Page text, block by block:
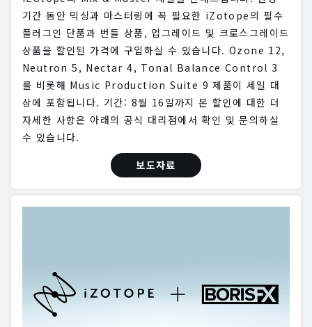
기간 동안 믹싱과 마스터링에 꼭 필요한 iZotope의 필수
플러그인 단품과 번들 상품, 업그레이드 및 크로스그레이드
상품을 할인된 가격에 구입하실 수 있습니다. Ozone 12,
Neutron 5, Nectar 4, Tonal Balance Control 3
를 비롯해 Music Production Suite 9 제품이 세일 대
상에 포함됩니다. 기간: 8월 16일까지 본 할인에 대한 더
자세한 사항은 아래의 공식 대리점에서 확인 및 문의하실
수 있습니다.
보도자료